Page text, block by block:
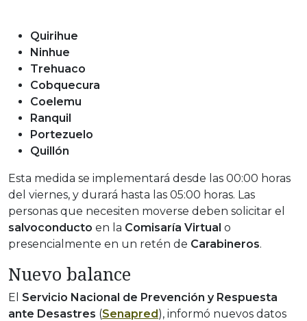
Quirihue
Ninhue
Trehuaco
Cobquecura
Coelemu
Ranquil
Portezuelo
Quillón
Esta medida se implementará desde las 00:00 horas
del viernes, y durará hasta las 05:00 horas. Las
personas que necesiten moverse deben solicitar el
salvoconducto en la Comisaría Virtual o
presencialmente en un retén de Carabineros.
Nuevo balance
El Servicio Nacional de Prevención y Respuesta
ante Desastres (Senapred), informó nuevos datos